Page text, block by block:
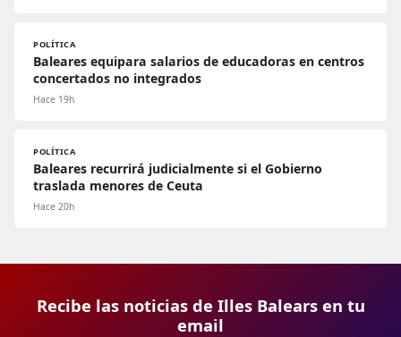
POLÍTICA
Baleares equipara salarios de educadoras en centros
concertados no integrados
Hace 19h
POLÍTICA
Baleares recurrirá judicialmente si el Gobierno
traslada menores de Ceuta
Hace 20h
Recibe las noticias de Illes Balears en tu
email